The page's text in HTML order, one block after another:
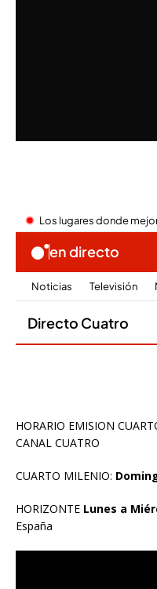
HORARIO EMISION
CANAL CUATRO
CUARTO MILENIO:
HORIZONTE Lunes a
España